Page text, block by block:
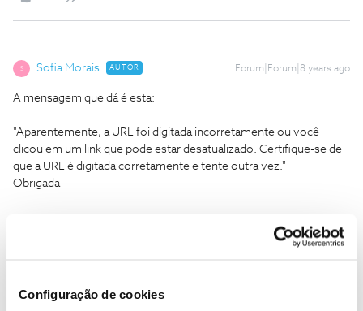
Configuração de cookies
S Sofia Morais AUTOR Forum|Forum|8 years ago
A mensagem que dá é esta:
"Aparentemente, a URL foi digitada incorretamente ou você
clicou em um link que pode estar desatualizado. Certifique-se de
que a URL é digitada corretamente e tente outra vez."
Obrigada
juli89